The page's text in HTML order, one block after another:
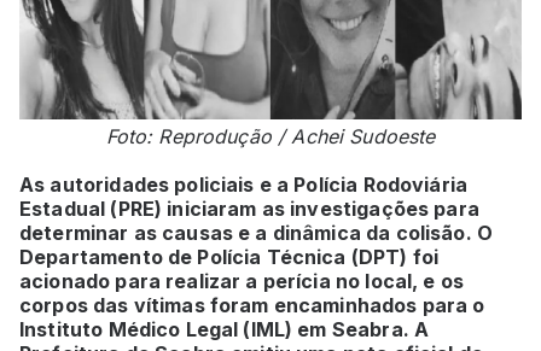
Foto: Reprodução / Achei Sudoeste
As autoridades policiais e a Polícia Rodoviária
Estadual (PRE) iniciaram as investigações para
determinar as causas e a dinâmica da colisão. O
Departamento de Polícia Técnica (DPT) foi
acionado para realizar a perícia no local, e os
corpos das vítimas foram encaminhados para o
Instituto Médico Legal (IML) em Seabra. A